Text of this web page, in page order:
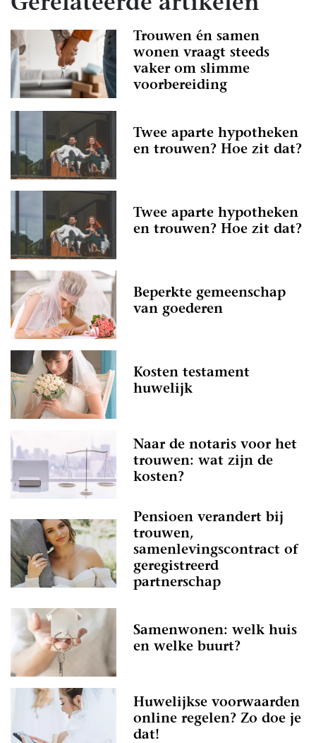
Trouwen én samen
wonen vraagt steeds
vaker om slimme
voorbereiding
Twee aparte hypotheken
en trouwen? Hoe zit dat?
Twee aparte hypotheken
en trouwen? Hoe zit dat?
Beperkte gemeenschap
van goederen
Kosten testament
huwelijk
Naar de notaris voor het
trouwen: wat zijn de
kosten?
Pensioen verandert bij
trouwen,
samenlevingscontract of
geregistreerd
partnerschap
Samenwonen: welk huis
en welke buurt?
Huwelijkse voorwaarden
online regelen? Zo doe je
dat!